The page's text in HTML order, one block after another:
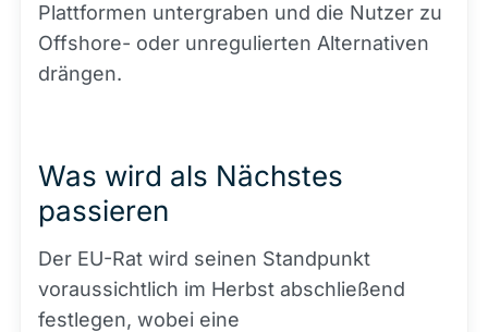
Plattformen untergraben und die Nutzer zu
Offshore- oder unregulierten Alternativen
drängen.
Was wird als Nächstes
passieren
Der EU-Rat wird seinen Standpunkt
voraussichtlich im Herbst abschließend
festlegen, wobei eine